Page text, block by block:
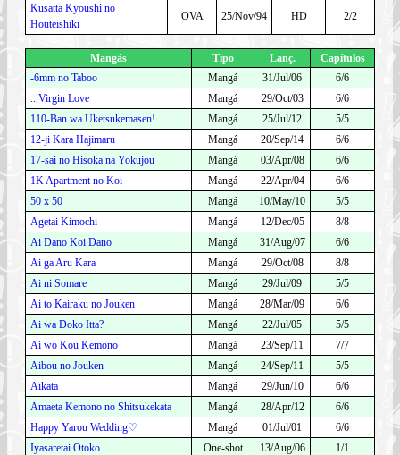
Kusatta Kyoushi no
Houteishiki
OVA 25/Nov/94 HD 2/2
Mangás Tipo Lanç.
Capítulos
-6mm no Taboo
Mangá 31/Jul/06
6/6
...Virgin Love
Mangá 29/Oct/03
6/6
110-Ban wa Uketsukemasen!
Mangá 25/Jul/12
5/5
12-ji Kara Hajimaru
Mangá 20/Sep/14
6/6
17-sai no Hisoka na Yokujou
Mangá 03/Apr/08
6/6
1K Apartment no Koi
Mangá 22/Apr/04
6/6
50 x 50
Mangá 10/May/10
5/5
Agetai Kimochi
Mangá 12/Dec/05
8/8
Ai Dano Koi Dano
Mangá 31/Aug/07
6/6
Ai ga Aru Kara
Mangá 29/Oct/08
8/8
Ai ni Somare
Mangá 29/Jul/09
5/5
Ai to Kairaku no Jouken
Mangá 28/Mar/09
6/6
Ai wa Doko Itta?
Mangá 22/Jul/05
5/5
Ai wo Kou Kemono
Mangá 23/Sep/11
7/7
Aibou no Jouken
Mangá 24/Sep/11
5/5
Aikata
Mangá 29/Jun/10
6/6
Amaeta Kemono no Shitsukekata
Mangá 28/Apr/12
6/6
Happy Yarou Wedding♡
Mangá 01/Jul/01
6/6
Iyasaretai Otoko
One-shot 13/Aug/06
1/1